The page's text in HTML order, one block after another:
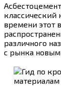
классический
времени этот
различного
с рынка